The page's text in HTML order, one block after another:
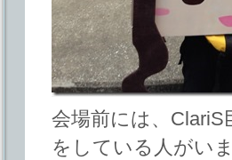
会場前には、
をしている人がいま